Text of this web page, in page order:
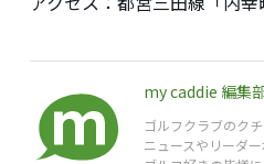
my caddie 編集
ゴルフクラブのク
ニュースやリーダ